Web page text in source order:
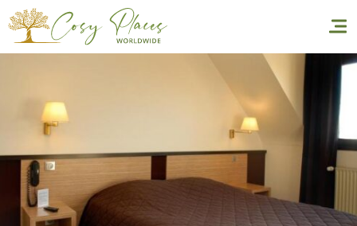
Accueil
Réserver un séjour
Nos adresses dans le monde
World’s Best Hotels